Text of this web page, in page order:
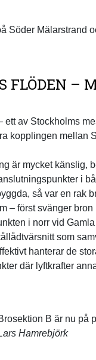
Söder Mälarstrand
FLÖDEN –
av Stockholms
kopplingen mellan
är mycket känslig,
i
så var en rak
– först svänger
i norr vid Gamla
som
hanterar de
där lyftkrafter
B är nu på
Hamrebjörk